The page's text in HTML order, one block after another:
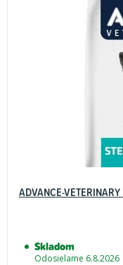
ADVANCE-
Skladom
Odosielame 6.8.2026